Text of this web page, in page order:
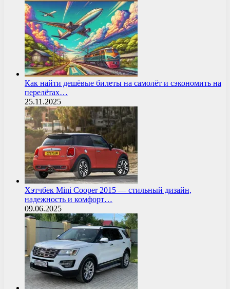
Как найти дешёвые билеты на самолёт и сэкономить на
перелётах…
25.11.2025
Хэтчбек Mini Cooper 2015 — стильный дизайн,
надежность и комфорт…
09.06.2025